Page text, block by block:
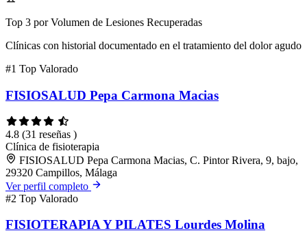
Top 3 por Volumen de Lesiones Recuperadas
Clínicas con historial documentado en el tratamiento del dolor agudo
#1 Top Valorado
FISIOSALUD Pepa Carmona Macias
4.8 (31 reseñas )
Clínica de fisioterapia
FISIOSALUD Pepa Carmona Macias, C. Pintor Rivera, 9, bajo,
29320 Campillos, Málaga
Ver perfil completo
#2 Top Valorado
FISIOTERAPIA Y PILATES Lourdes Molina